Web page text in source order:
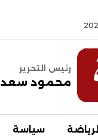
رئيس التحرير
محمود سعد
الرياضة سياسة